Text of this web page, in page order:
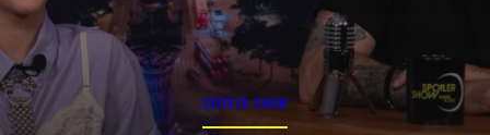
SPOILER SHOW